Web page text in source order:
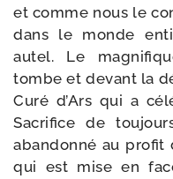
et comme nous le
dans le monde
autel. Le
tombe et devant la
Curé d’Ars qui a
Sacrifice de
aban­don­né au pro­fit
qui est mise en